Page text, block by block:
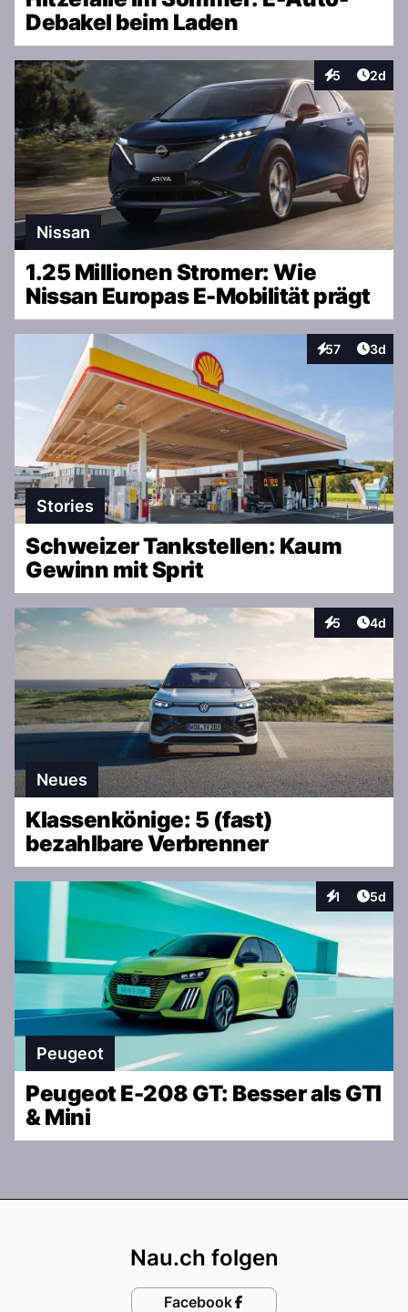
Debakel beim Laden
5
Interaktionen
2d
Nissan
1.25 Millionen Stromer: Wie
Nissan Europas E-Mobilität prägt
57
Interaktionen
3d
Stories
Schweizer Tankstellen: Kaum
Gewinn mit Sprit
5
Interaktionen
4d
Neues
Klassenkönige: 5 (fast)
bezahlbare Verbrenner
1
Interaktionen
5d
Peugeot
Peugeot E-208 GT: Besser als GTI
& Mini
Nau.ch folgen
Facebook